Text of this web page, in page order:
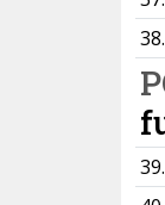
38.
39.